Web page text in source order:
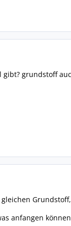
grundstoff
anfangen